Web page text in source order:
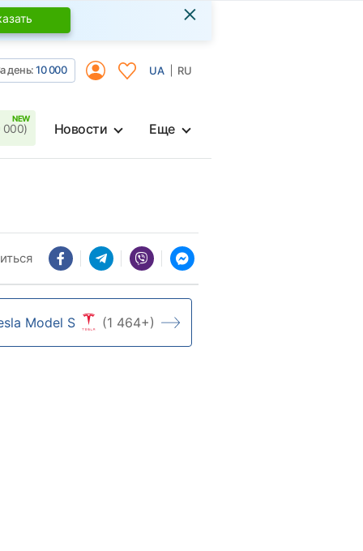
×
день:10 000 UA RU
000) Новости Еще
Model S (1 464+)